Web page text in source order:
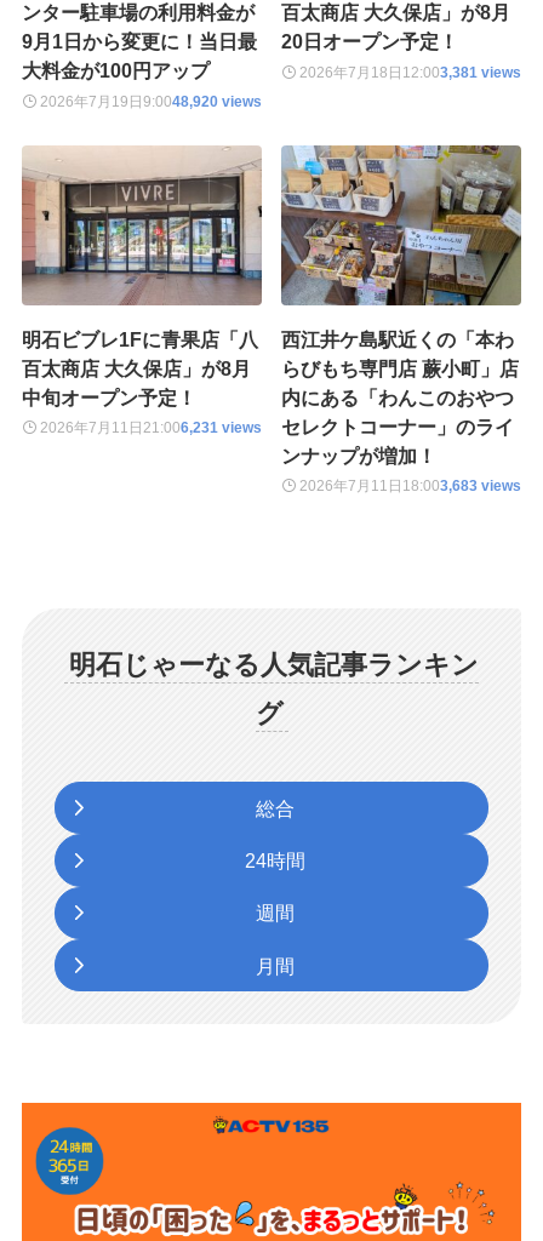
ンター駐車場の利用料金が
9月1日から変更に！当日最
大料金が100円アップ
2026年7月19日9:0048,920 views
百太商店 大久保店」が8月
20日オープン予定！
2026年7月18日 12:003,381 views
明石ビブレ1Fに青果店「八
百太商店 大久保店」が8月
中旬オープン予定！
2026年7月11日 21:006,231 views
西江井ケ島駅近くの「本わ
らびもち専門店 蕨小町」店
内にある「わんこのおやつ
セレクトコーナー」のライ
ンナップが増加！
2026年7月11日 18:003,683 views
明石じゃーなる人気記事ランキン
グ
総合
24時間
週間
月間